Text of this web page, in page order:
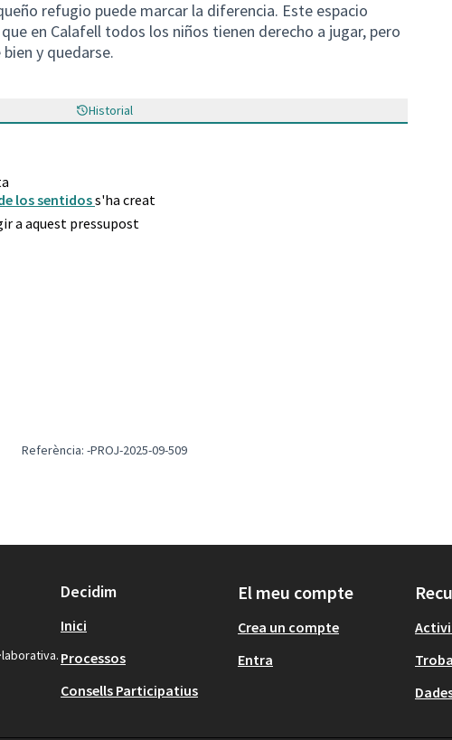
refugio puede marcar la diferencia. Este espacio
en Calafell todos los niños tienen derecho a jugar, pero
y quedarse.
Historial
los sentidoss'ha creat
a aquest pressupost
Públic
Referència: -PROJ-2025-09-509
Decidim
Inici
Processos
Consells Participatius
El meu compte
Crea un compte
Entra